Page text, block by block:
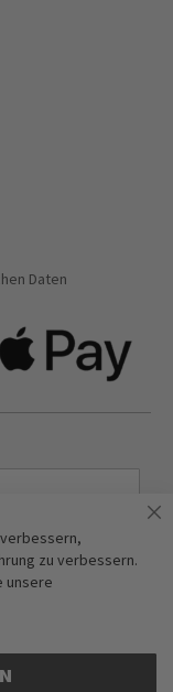
Daten
zu verbessern.
unsere